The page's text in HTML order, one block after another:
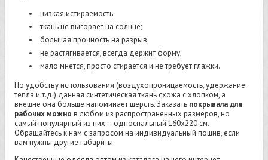
низкая истираемость;
ткань не выгорает на солнце;
большая прочность на разрыв;
не растягивается, всегда держит форму;
мало мнется, просто стирается и не требует глажки.
По удобству использования (воздухопроницаемость, удержание
тепла и т.д.) данная синтетическая ткань схожа с хлопком, а
внешне она больше напоминает шерсть. Заказать покрывала для
рабочих можно в любом из распространенных размеров, но
самый популярный из них – односпальный 160х220 см.
Обращайтесь к нам с запросом на индивидуальный пошив, если
вам нужны другие габариты.